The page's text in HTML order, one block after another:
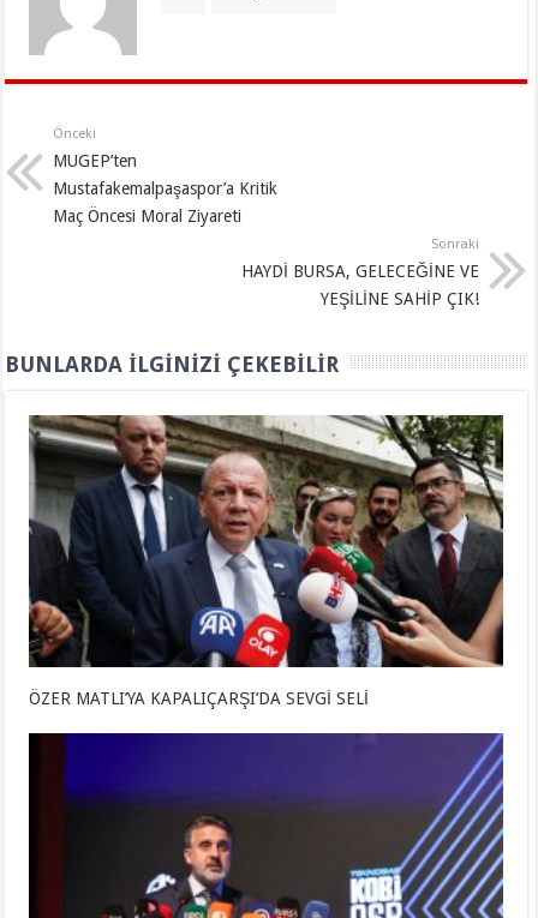
Önceki
MUGEP’ten
Mustafakemalpaşaspor’a Kritik
Maç Öncesi Moral Ziyareti
Sonraki
HAYDİ BURSA, GELECEĞİNE VE
YEŞİLİNE SAHİP ÇIK!
BUNLARDA İLGINIZI ÇEKEBILIR
ÖZER MATLI’YA KAPALIÇARŞI’DA SEVGİ SELİ